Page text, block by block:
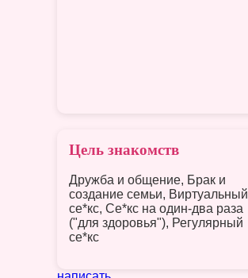
Цель знакомств
Дружба и общение, Брак и
создание семьи, Виртуальный
се*кс, Се*кс на один-два раза
("для здоровья"), Регулярный
се*кс